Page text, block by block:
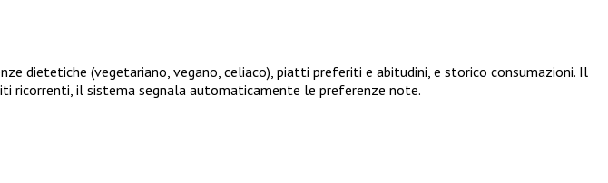
dietetiche (vegetariano, vegano, celiaco), piatti preferiti e abitudini, e storico consumazioni. Il
ricorrenti, il sistema segnala automaticamente le preferenze note.